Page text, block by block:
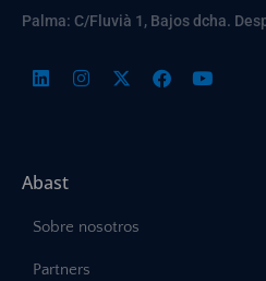
Palma: C/Fluvià 1, Bajos dcha.
Abast
Sobre nosotros
Partners